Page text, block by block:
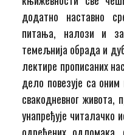
додатно наставно
питања, налози и
темељнија обрада и
лектире прописаних
дело повезује са
свакодневног
унапређује читалачко
одређених